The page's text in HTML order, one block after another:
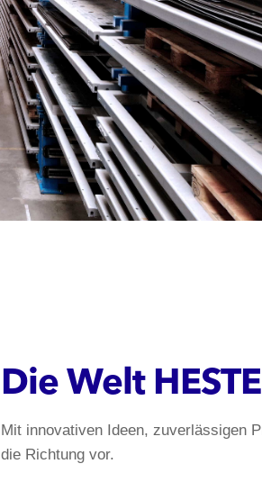
Die Welt
Mit innovativen Ideen, zuverlässigen
die Richtung vor.